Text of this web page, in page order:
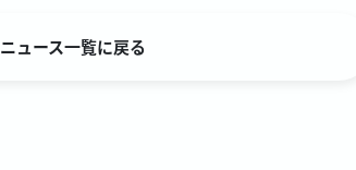
ニュース一覧に戻る